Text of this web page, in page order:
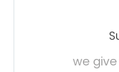
we